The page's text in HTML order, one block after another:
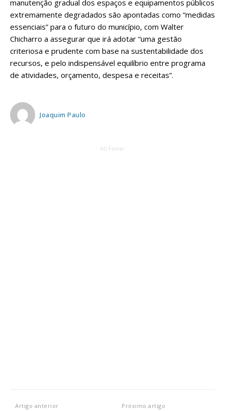
manutenção gradual dos espaços e equipamentos públicos
extremamente degradados são apontadas como “medidas
essenciais” para o futuro do município, com Walter
Chicharro a assegurar que irá adotar “uma gestão
criteriosa e prudente com base na sustentabilidade dos
recursos, e pelo indispensável equilíbrio entre programa
de atividades, orçamento, despesa e receitas”.
Joaquim Paulo
AD Footer
Artigo anterior Próximo artigo